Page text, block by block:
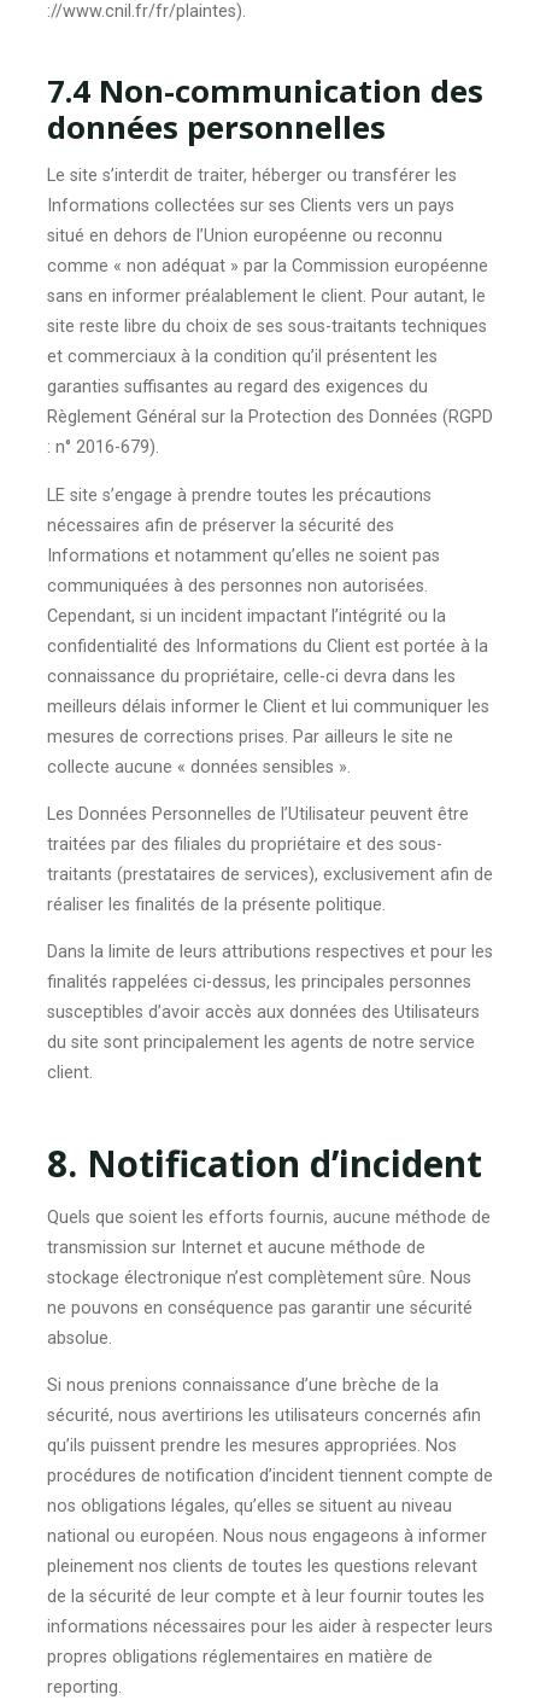
://www.cnil.fr/fr/plaintes).
7.4 Non-communication des
données personnelles
Le site s’interdit de traiter, héberger ou transférer les
Informations collectées sur ses Clients vers un pays
situé en dehors de l’Union européenne ou reconnu
comme « non adéquat » par la Commission européenne
sans en informer préalablement le client. Pour autant, le
site reste libre du choix de ses sous-traitants techniques
et commerciaux à la condition qu’il présentent les
garanties suffisantes au regard des exigences du
Règlement Général sur la Protection des Données (RGPD
: n° 2016-679).
LE site s’engage à prendre toutes les précautions
nécessaires afin de préserver la sécurité des
Informations et notamment qu’elles ne soient pas
communiquées à des personnes non autorisées.
Cependant, si un incident impactant l’intégrité ou la
confidentialité des Informations du Client est portée à la
connaissance du propriétaire, celle-ci devra dans les
meilleurs délais informer le Client et lui communiquer les
mesures de corrections prises. Par ailleurs le site ne
collecte aucune « données sensibles ».
Les Données Personnelles de l’Utilisateur peuvent être
traitées par des filiales du propriétaire et des sous-
traitants (prestataires de services), exclusivement afin de
réaliser les finalités de la présente politique.
Dans la limite de leurs attributions respectives et pour les
finalités rappelées ci-dessus, les principales personnes
susceptibles d’avoir accès aux données des Utilisateurs
du site sont principalement les agents de notre service
client.
8. Notification d’incident
Quels que soient les efforts fournis, aucune méthode de
transmission sur Internet et aucune méthode de
stockage électronique n’est complètement sûre. Nous
ne pouvons en conséquence pas garantir une sécurité
absolue.
Si nous prenions connaissance d’une brèche de la
sécurité, nous avertirions les utilisateurs concernés afin
qu’ils puissent prendre les mesures appropriées. Nos
procédures de notification d’incident tiennent compte de
nos obligations légales, qu’elles se situent au niveau
national ou européen. Nous nous engageons à informer
pleinement nos clients de toutes les questions relevant
de la sécurité de leur compte et à leur fournir toutes les
informations nécessaires pour les aider à respecter leurs
propres obligations réglementaires en matière de
reporting.